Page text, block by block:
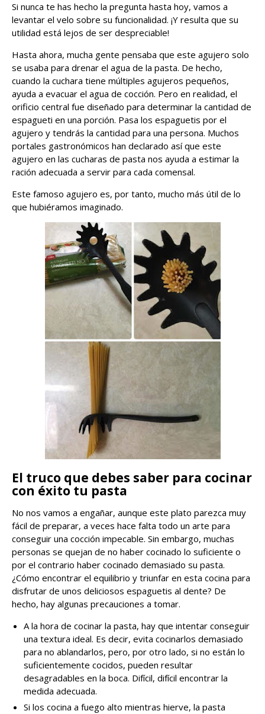
Si nunca te has hecho la pregunta hasta hoy, vamos a
levantar el velo sobre su funcionalidad. ¡Y resulta que su
utilidad está lejos de ser despreciable!
Hasta ahora, mucha gente pensaba que este agujero solo
se usaba para drenar el agua de la pasta. De hecho,
cuando la cuchara tiene múltiples agujeros pequeños,
ayuda a evacuar el agua de cocción. Pero en realidad, el
orificio central fue diseñado para determinar la cantidad de
espagueti en una porción. Pasa los espaguetis por el
agujero y tendrás la cantidad para una persona. Muchos
portales gastronómicos han declarado así que este
agujero en las cucharas de pasta nos ayuda a estimar la
ración adecuada a servir para cada comensal.
Este famoso agujero es, por tanto, mucho más útil de lo
que hubiéramos imaginado.
El truco que debes saber para cocinar
con éxito tu pasta
No nos vamos a engañar, aunque este plato parezca muy
fácil de preparar, a veces hace falta todo un arte para
conseguir una cocción impecable. Sin embargo, muchas
personas se quejan de no haber cocinado lo suficiente o
por el contrario haber cocinado demasiado su pasta.
¿Cómo encontrar el equilibrio y triunfar en esta cocina para
disfrutar de unos deliciosos espaguetis al dente? De
hecho, hay algunas precauciones a tomar.
A la hora de cocinar la pasta, hay que intentar conseguir
una textura ideal. Es decir, evita cocinarlos demasiado
para no ablandarlos, pero, por otro lado, si no están lo
suficientemente cocidos, pueden resultar
desagradables en la boca. Difícil, difícil encontrar la
medida adecuada.
Si los cocina a fuego alto mientras hierve, la pasta